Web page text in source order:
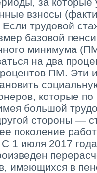
взносы
трудовой
базовой
минимума
на два
ПМ. Эти
которые по
большой
стороны —
поколение
1 июля 2017
имеющихся в